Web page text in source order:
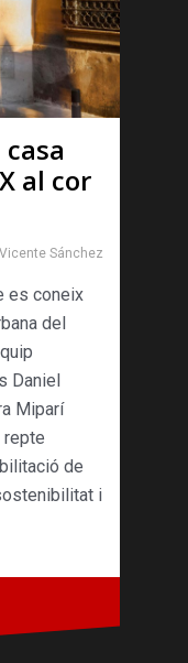
al cor
Vicente Sánchez
es coneix
del
Daniel
Miparí
repte
de
i